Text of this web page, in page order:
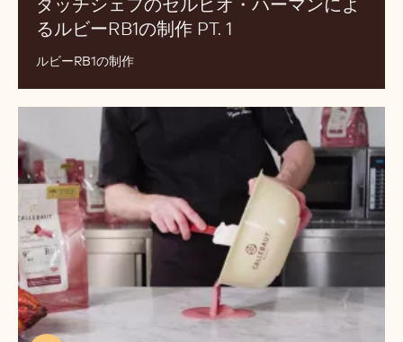
ヒ
オ・
ハ
ー
マ
pt.
1
(includes
video)
ダッチシェフのセルヒオ・ハーマンによ
るルビーRB1の制作 PT. 1(INCLUDES
VIDEO)
ルビーRB1の制作
セ
ル
オ・
ハ
マ
ン
に
よ
る
ル